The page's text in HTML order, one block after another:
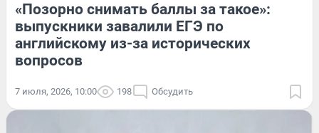
«Позорно снимать баллы за такое»:
выпускники завалили ЕГЭ по
английскому из-за исторических
вопросов
7 июля, 2026, 10:00 198 Обсудить